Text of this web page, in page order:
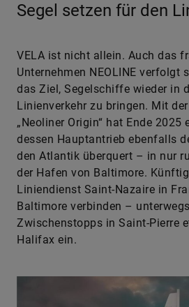
Segel setzen für den
VELA ist nicht allein. Auch das
Unternehmen NEOLINE verfolgt
das Ziel, Segelschiffe wieder in
Linienverkehr zu bringen. Mit
„Neoliner Origin“ hat Ende
dessen Hauptantrieb ebenfalls
den Atlantik überquert – ­­­in nur
der Hafen von Baltimore.
Liniendienst Saint-Nazaire in
Baltimore verbinden –
Zwischenstopps in Saint-Pierre
Halifax ein.